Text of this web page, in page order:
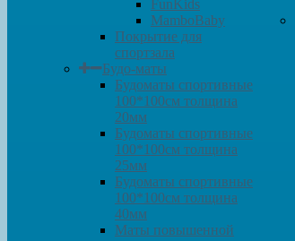
FunKids
MamboBaby
Покрытие для
спортзала
Будо-маты
Будоматы спортивные
100*100см толщина
20мм
Будоматы спортивные
100*100см толщина
25мм
Будоматы спортивные
100*100см толщина
40мм
Маты повышенной